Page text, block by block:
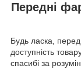
Передні
Будь ласка,
доступність
спасибі за